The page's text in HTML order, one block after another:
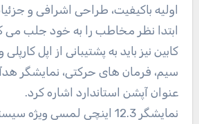
اولیه باکیفیت، طراحی اشرافی و
ابتدا نظر مخاطب را به خود جلب می
کابین نیز باید به پشتیبانی از اپل کارپلی
سیم، فرمان های حرکتی، نمایشگر
عنوان آپشن استاندارد اشاره کرد.
نمایشگر 12.3 اینچی لمسی